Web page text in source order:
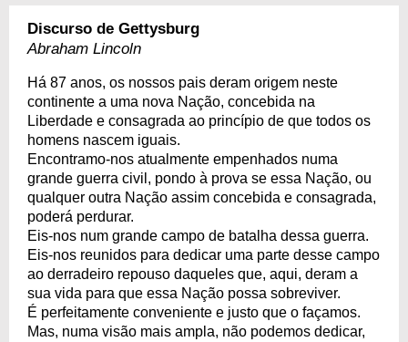
Discurso de Gettysburg
Abraham Lincoln
Há 87 anos, os nossos pais deram origem neste
continente a uma nova Nação, concebida na
Liberdade e consagrada ao princípio de que todos os
homens nascem iguais.
Encontramo-nos atualmente empenhados numa
grande guerra civil, pondo à prova se essa Nação, ou
qualquer outra Nação assim concebida e consagrada,
poderá perdurar.
Eis-nos num grande campo de batalha dessa guerra.
Eis-nos reunidos para dedicar uma parte desse campo
ao derradeiro repouso daqueles que, aqui, deram a
sua vida para que essa Nação possa sobreviver.
É perfeitamente conveniente e justo que o façamos.
Mas, numa visão mais ampla, não podemos dedicar,